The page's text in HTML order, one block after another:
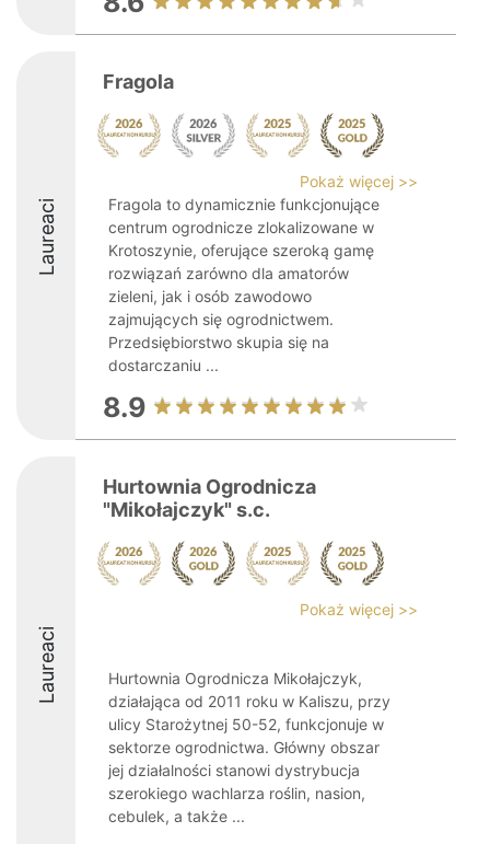
Laureaci
Fragola
Pokaż więcej >>
Fragola to dynamicznie funkcjonujące
centrum ogrodnicze zlokalizowane w
Krotoszynie, oferujące szeroką gamę
rozwiązań zarówno dla amatorów
zieleni, jak i osób zawodowo
zajmujących się ogrodnictwem.
Przedsiębiorstwo skupia się na
dostarczaniu ...
8.9
Laureaci
Hurtownia Ogrodnicza
"Mikołajczyk" s.c.
Pokaż więcej >>
Hurtownia Ogrodnicza Mikołajczyk,
działająca od 2011 roku w Kaliszu, przy
ulicy Starożytnej 50-52, funkcjonuje w
sektorze ogrodnictwa. Główny obszar
jej działalności stanowi dystrybucja
szerokiego wachlarza roślin, nasion,
cebulek, a także ...